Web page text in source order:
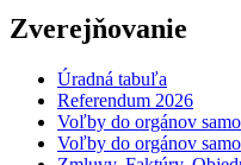
Zverejňovanie
Úradná tabuľa
Referendum 2026
Voľby do orgánov
Voľby do orgánov